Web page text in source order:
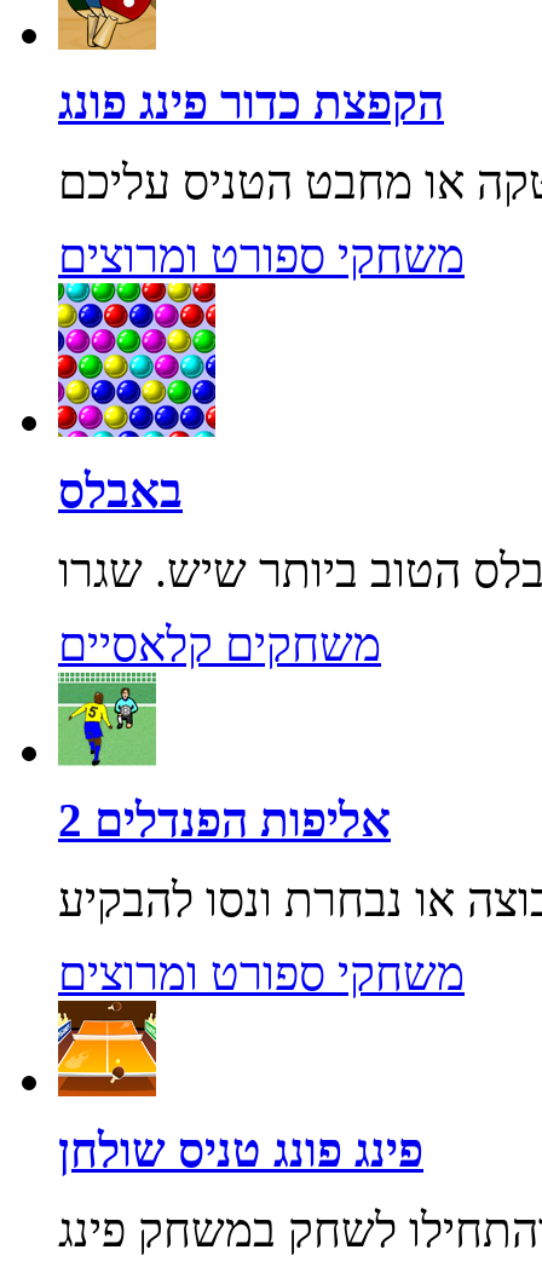
הקפצת כדור פינג פונג
משחקי ספורט ומרוצים
באבלס
משחקים קלאסיים
אליפות הפנדלים 2
משחקי ספורט ומרוצים
פינג פונג טניס שולחן